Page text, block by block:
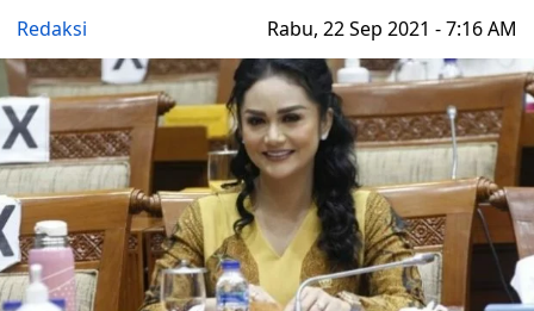
Redaksi Rabu, 22 Sep 2021 - 7:16 AM